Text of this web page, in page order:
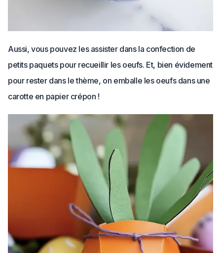
Aussi, vous pouvez les assister dans la confection de
petits paquets pour recueillir les oeufs. Et, bien évidement
pour rester dans le thème, on emballe les oeufs dans une
carotte en papier crépon !